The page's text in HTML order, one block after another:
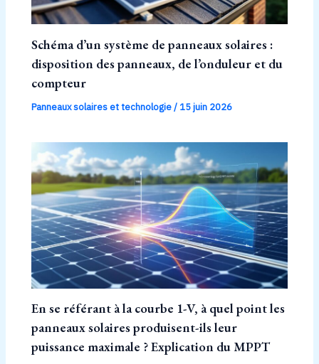
Schéma d’un système de panneaux solaires :
disposition des panneaux, de l’onduleur et du
compteur
Panneaux solaires et technologie/ 15 juin 2026
En se référant à la courbe 1-V, à quel point les
panneaux solaires produisent-ils leur
puissance maximale ? Explication du MPPT